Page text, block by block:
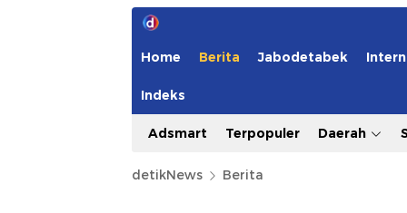
Home Berita Jabodetabek
Indeks
Adsmart Terpopuler Daerah
detikNews Berita